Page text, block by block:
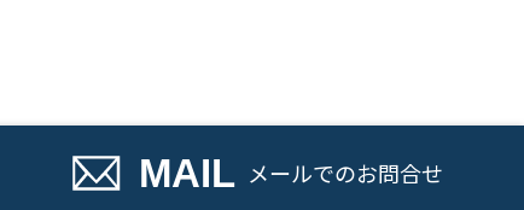
MAIL メールでのお問合せ
のお問い合わせ